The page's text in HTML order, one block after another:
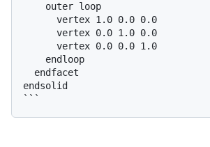
    outer loop
      vertex 1.0 0.0 0.0
      vertex 0.0 1.0 0.0
      vertex 0.0 0.0 1.0
    endloop
  endfacet
endsolid